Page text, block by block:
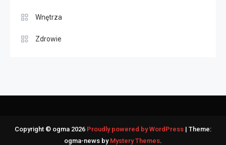
Wnętrza
Zdrowie
Copyright © ogma 2026 Proudly powered by WordPress | Theme:
ogma-news by Mystery Themes.